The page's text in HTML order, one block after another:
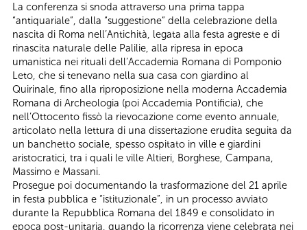
La conferenza si snoda attraverso una prima tappa
“antiquariale”, dalla “suggestione” della celebrazione della
nascita di Roma nell’Antichità, legata alla festa agreste e di
rinascita naturale delle Palilie, alla ripresa in epoca
umanistica nei rituali dell’Accademia Romana di Pomponio
Leto, che si tenevano nella sua casa con giardino al
Quirinale, fino alla riproposizione nella moderna Accademia
Romana di Archeologia (poi Accademia Pontificia), che
nell’Ottocento fissò la rievocazione come evento annuale,
articolato nella lettura di una dissertazione erudita seguita da
un banchetto sociale, spesso ospitato in ville e giardini
aristocratici, tra i quali le ville Altieri, Borghese, Campana,
Massimo e Massani.
Prosegue poi documentando la trasformazione del 21 aprile
in festa pubblica e “istituzionale”, in un processo avviato
durante la Repubblica Romana del 1849 e consolidato in
epoca post-unitaria, quando la ricorrenza viene celebrata nei